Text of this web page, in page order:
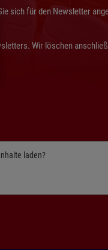
sich für den Newsletter
Wir löschen
laden?